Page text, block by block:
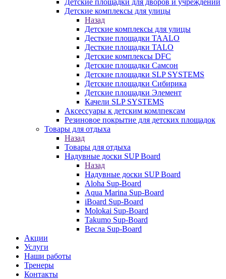
Детские площадки для дворов и учреждений
Детские комплексы для улицы
Назад
Детские комплексы для улицы
Десткие площадки TAALO
Десткие площадки TALO
Детские комплексы DFC
Детские площадки Самсон
Детские площадки SLP SYSTEMS
Детские площадки Сибирика
Детские площадки Элемент
Качели SLP SYSTEMS
Аксессуары к детским комлпексам
Резиновое покрытие для детских площадок
Товары для отдыха
Назад
Товары для отдыха
Надувные доски SUP Board
Назад
Надувные доски SUP Board
Aloha Sup-Board
Aqua Marina Sup-Board
iBoard Sup-Board
Molokai Sup-Board
Takumo Sup-Board
Весла Sup-Board
Акции
Услуги
Наши работы
Тренеры
Контакты